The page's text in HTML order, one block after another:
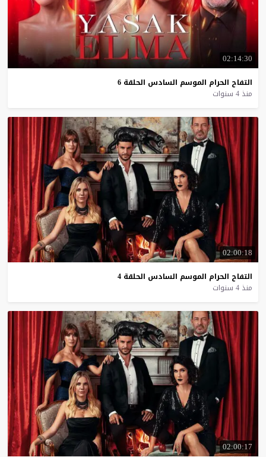
02:14:30
التفاح الحرام الموسم السادس الحلقة 6
منذ 4 سنوات
02:00:18
التفاح الحرام الموسم السادس الحلقة 4
منذ 4 سنوات
02:00:17